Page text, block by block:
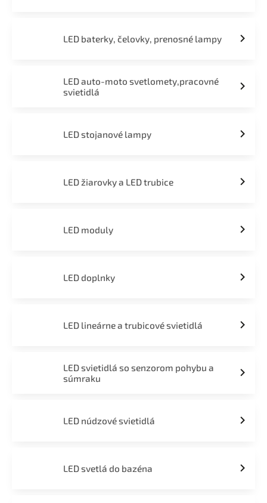
LED baterky, čelovky, prenosné lampy
LED auto-moto svetlomety,pracovné
svietidlá
LED stojanové lampy
LED žiarovky a LED trubice
LED moduly
LED doplnky
LED lineárne a trubicové svietidlá
LED svietidlá so senzorom pohybu a
súmraku
LED núdzové svietidlá
LED svetlá do bazéna